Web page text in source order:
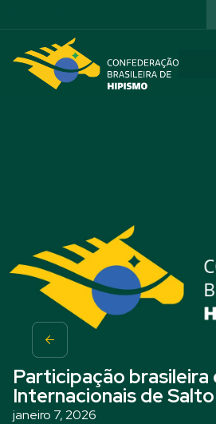
Participação brasileira
Internacionais de Salto
janeiro 7, 2026